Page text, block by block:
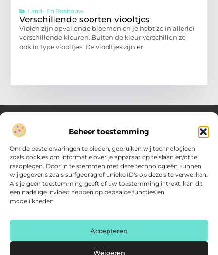
Beheer toestemming
Om de beste ervaringen te bieden, gebruiken wij technologieën
zoals cookies om informatie over je apparaat op te slaan en/of te
raadplegen. Door in te stemmen met deze technologieën kunnen
wij gegevens zoals surfgedrag of unieke ID's op deze site verwerken.
Als je geen toestemming geeft of uw toestemming intrekt, kan dit
een nadelige invloed hebben op bepaalde functies en
mogelijkheden.
Accepteren
Weigeren
Land- En Bosbouw
Verschillende soorten viooltjes
Violen zijn opvallende bloemen en je hebt ze in allerlei
verschillende kleuren. Buiten de kleur verschillen ze
ook in type viooltjes. De viooltjes zijn er
Inzicht en inspiratie voor jouw dagelijkse keuzes
Ontdek gevarieerde content vol praktische tips, doordachte
inzichten en vernieuwende ideeën. Alles wat je nodig hebt om
met meer overzicht.